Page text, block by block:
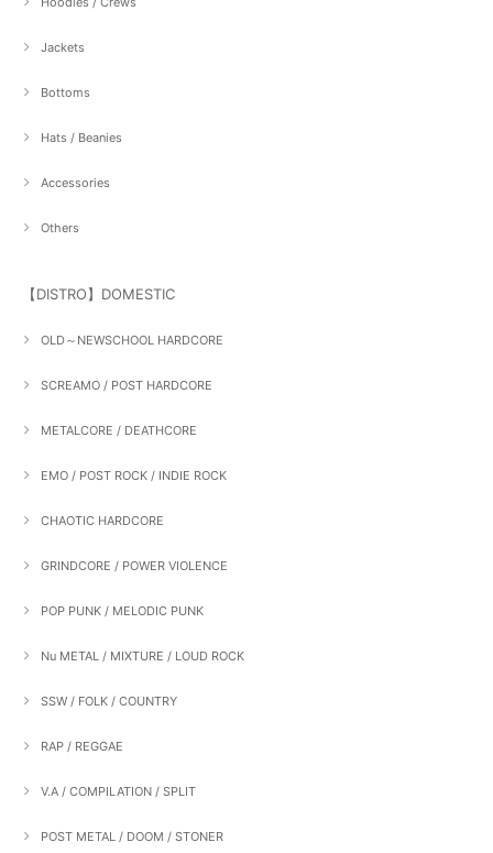
Jackets
Bottoms
Hats / Beanies
Accessories
Others
【DISTRO】DOMESTIC
OLD～NEWSCHOOL HARDCORE
SCREAMO / POST HARDCORE
METALCORE / DEATHCORE
EMO / POST ROCK / INDIE ROCK
CHAOTIC HARDCORE
GRINDCORE / POWER VIOLENCE
POP PUNK / MELODIC PUNK
Nu METAL / MIXTURE / LOUD ROCK
SSW / FOLK / COUNTRY
RAP / REGGAE
V.A / COMPILATION / SPLIT
POST METAL / DOOM / STONER